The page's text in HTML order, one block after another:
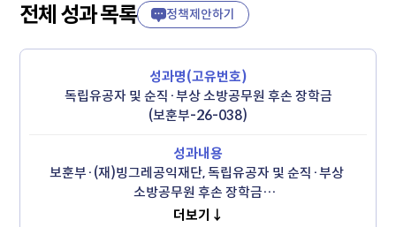
전체 성과 목록 정책제안하기
독립유공자 및 순직·부상 소방공무원 후손 장학금
(보훈부-26-038)
보훈부·(재)빙그레공익재단, 독립유공자 및 순직·부상
소방공무원 후손 장학금
- 독립유공자 후손 66명과 소방공무원 후손 28명 등, 총 1억
더보기↓